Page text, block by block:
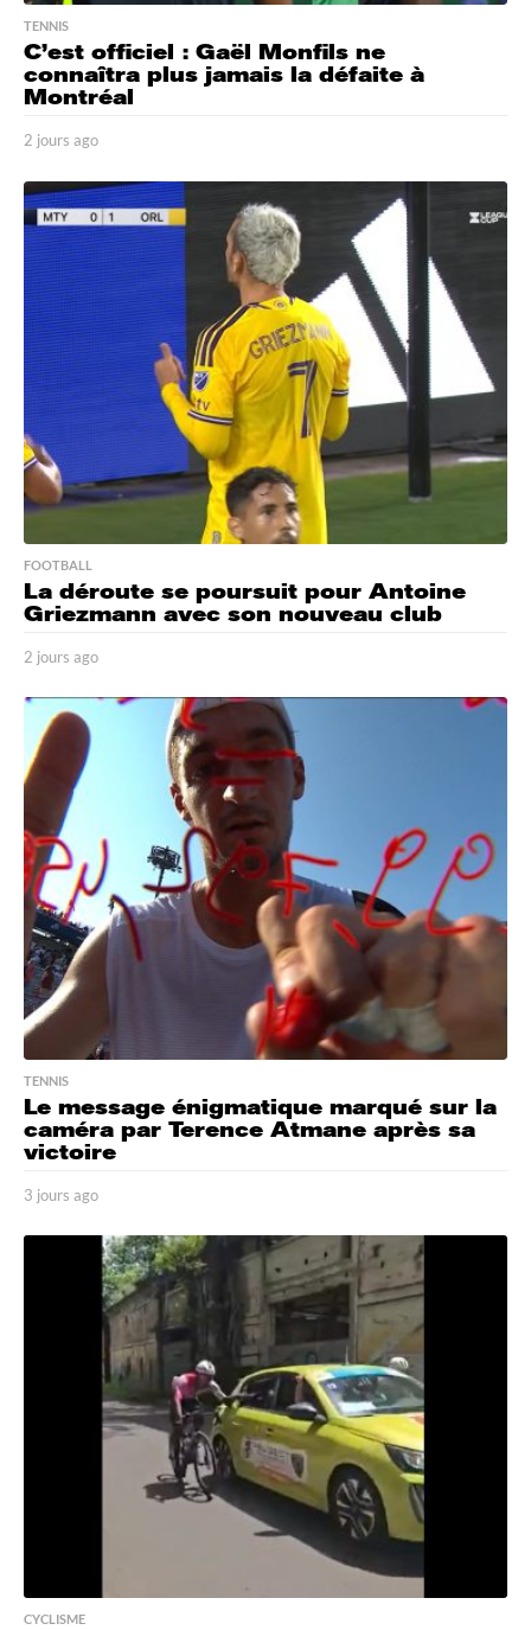
TENNIS
C’est officiel : Gaël Monfils ne
connaîtra plus jamais la défaite à
Montréal
2 jours ago
o
u
r
a
g
o
FOOTBALL
La déroute se poursuit pour Antoine
Griezmann avec son nouveau club
2 jours ago
o
o
TENNIS
Le message énigmatique marqué sur la
caméra par Terence Atmane après sa
victoire
3 jours ago
o
u
r
s
a
o
CYCLISME